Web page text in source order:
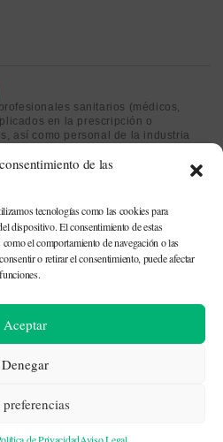
de las
tecnologías como las cookies para
dispositivo. El consentimiento de estas
el comportamiento de navegación o las
o retirar el consentimiento, puede afectar
Aceptar
Denegar
sanitarios (médicos,
en la prescripción o
así como personal de la industria
|POLÍTICA DE COOKIES|POLÍTICA DE
|
| Recursos
depositphotos